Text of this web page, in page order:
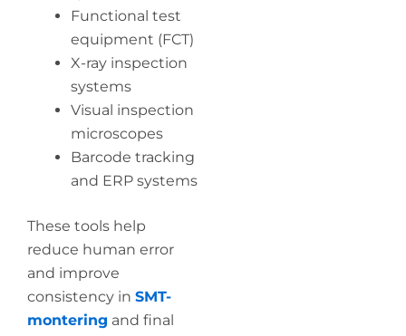
Functional test
equipment (FCT)
X-ray inspection
systems
Visual inspection
microscopes
Barcode tracking
and ERP systems
These tools help
reduce human error
and improve
consistency in SMT-
montering and final